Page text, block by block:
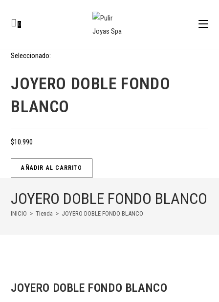
0
Seleccionado:
JOYERO DOBLE FONDO
BLANCO
$10.990
AÑADIR AL CARRITO
JOYERO DOBLE FONDO BLANCO
INICIO > Tienda > JOYERO DOBLE FONDO BLANCO
JOYERO DOBLE FONDO BLANCO